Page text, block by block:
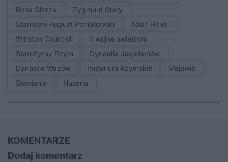
Bona Sforza
Zygmunt Stary
Stanisław August Poniatowski
Adolf Hitler
Winston Churchill
II wojna światowa
Starożytny Rzym
Dynastia Jagiellonów
Dynastia Wazów
Imperium Rzymskie
Majowie
Słowianie
Husaria
KOMENTARZE
Dodaj komentarz